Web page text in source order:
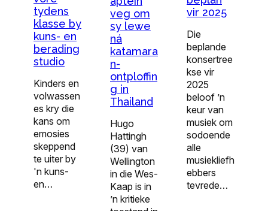
tydens
klasse by
kuns- en
berading
studio
Kinders en
volwassen
es kry die
kans om
emosies
skeppend
te uiter by
'n kuns-
en…
veg om
sy lewe
ná
katamara
n-
ontploffin
g in
Thailand
Hugo
Hattingh
(39) van
Wellington
in die Wes-
Kaap is in
’n kritieke
vir 2025
Die
beplande
konsertree
kse vir
2025
beloof ’n
keur van
musiek om
sodoende
alle
musiekliefh
ebbers
tevrede…